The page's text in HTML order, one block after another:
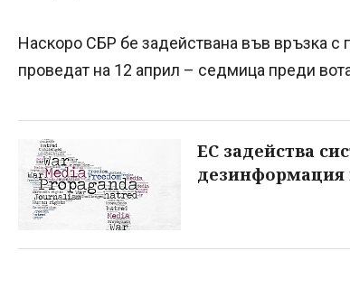
Наскоро СБР бе задействана във връзка с
проведат на 12 април – седмица преди
ЕС задейства
дезинформация